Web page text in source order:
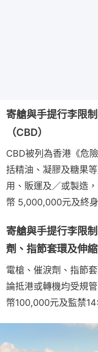
寄艙與手提行李限
（CBD）
CBD被列為香港《危
括精油、凝膠及糖果
用、販運及／或製造
幣 5,000,000元及終身
寄艙與手提行李限
劑、指節套環及伸
電槍、催淚劑、指節
論抵港或轉機均受規
幣100,000元及監禁14